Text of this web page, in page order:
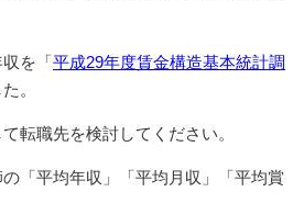
を「 平成29年度賃金構造基本統計調
。
転職先を検討してください。
「平均年収」「平均月収」「平均賞